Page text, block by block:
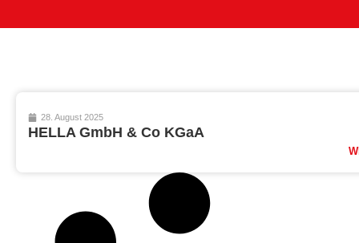
28. August 2025
HELLA GmbH & Co KGaA